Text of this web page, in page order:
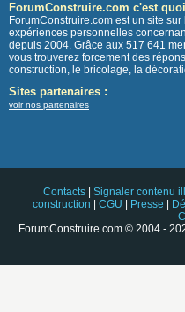
ForumConstruire.com c'est
ForumConstruire.com est un site
expériences personnelles
depuis 2004. Grâce aux 517 641
vous trouverez forcement des
construction, le bricolage, la
Sites partenaires :
voir nos partenaires
Contacts Signaler contenu
construction
CGU Presse
ForumConstruire.com © 2004 -